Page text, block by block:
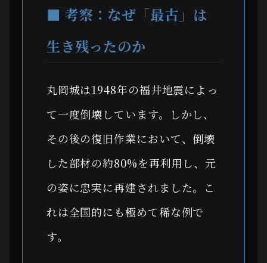
■ 考察：なぜ「最古」は
生き残ったのか
丸岡城は1948年の福井地震によっ
て一度倒壊しています。しかし、
その後の復旧作業において、倒壊
した部材の約80%を再利用し、元
の姿に忠実に再建されました。こ
れは全国的にも極めて稀な例で
す。